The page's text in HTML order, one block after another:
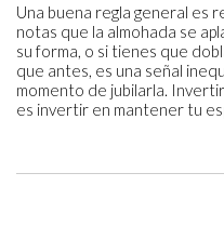
Una buena regla general es
notas que la almohada se
su forma, o si tienes que
que antes, es una señal
momento de jubilarla.
es invertir en mantener tu